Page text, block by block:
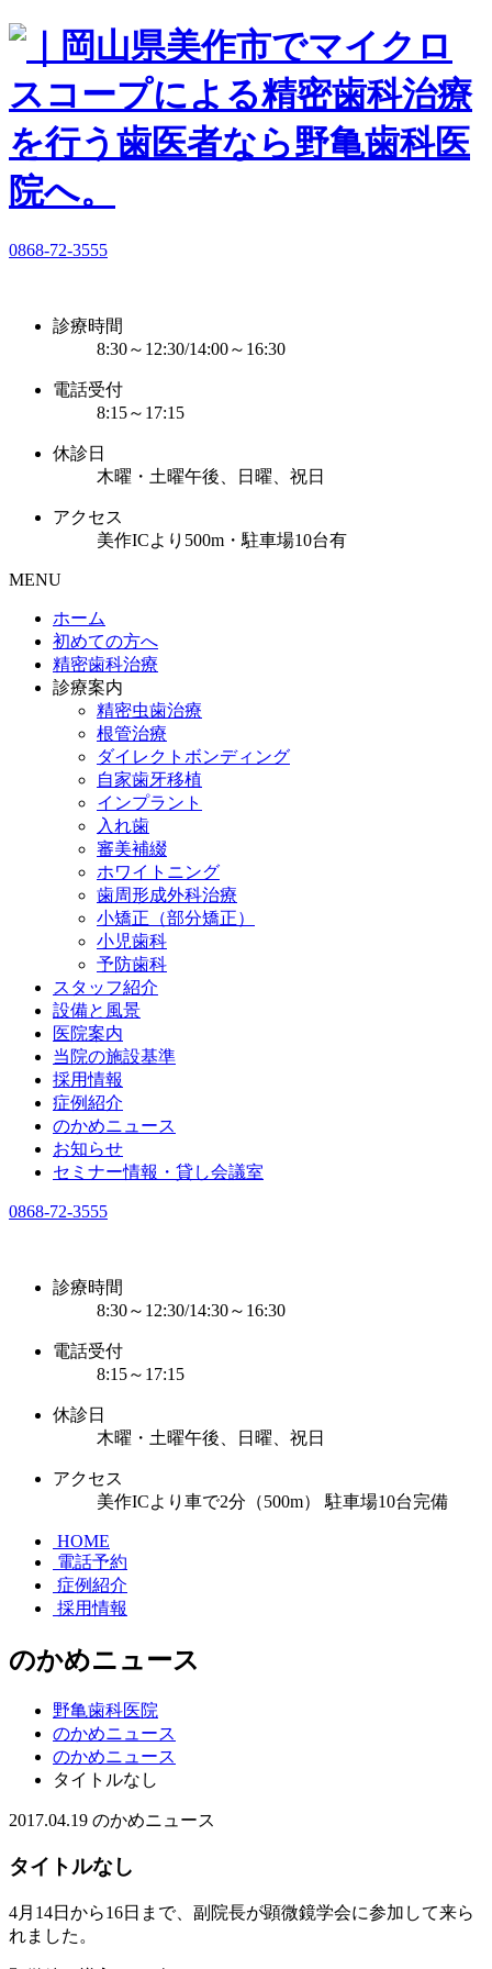
0868-72-3555
診療時間
8:30～12:30/14:00～16:30
電話受付
8:15～17:15
休診日
木曜・土曜午後、日曜、祝日
アクセス
美作ICより500m・駐車場10台有
MENU
ホーム
初めての方へ
精密歯科治療
診療案内
精密虫歯治療
根管治療
ダイレクトボンディング
自家歯牙移植
インプラント
入れ歯
審美補綴
ホワイトニング
歯周形成外科治療
小矯正（部分矯正）
小児歯科
予防歯科
スタッフ紹介
設備と風景
医院案内
当院の施設基準
採用情報
症例紹介
のかめニュース
お知らせ
セミナー情報・貸し会議室
0868-72-3555
診療時間
8:30～12:30/14:30～16:30
電話受付
8:15～17:15
休診日
木曜・土曜午後、日曜、祝日
アクセス
美作ICより車で2分（500m） 駐車場10台完備
HOME
電話予約
症例紹介
採用情報
のかめニュース
野亀歯科医院
のかめニュース
のかめニュース
タイトルなし
2017.04.19 のかめニュース
タイトルなし
4月14日から16日まで、副院長が顕微鏡学会に参加して来ら
れました。